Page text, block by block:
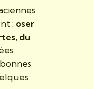
: oser
du